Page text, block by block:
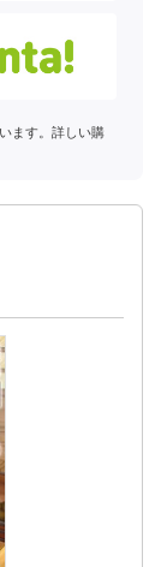
ます。詳しい購